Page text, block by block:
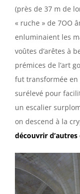
(près de 37 m de
« ruche » de 7OO
enluminaient les
voûtes d’arêtes à
prémices de l’art
fut transformée
surélevé pour
un escalier
on descend à la
découvrir